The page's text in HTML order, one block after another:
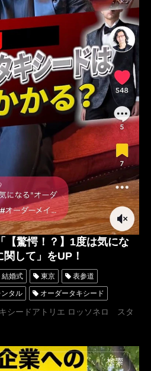
【驚愕！？】1度は気にな
して」をUP！
結婚式 東京 表参道
ンタル オーダータキシード
ソネロ 蝶ネクタイ 人気
オーダータキシード名古屋
ード東京
シードアトリエ ロッソネロ スタ